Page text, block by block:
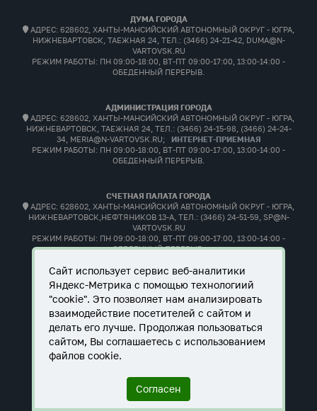
ДУМА ГОРОДА
АДРЕС: 628602, ХАНТЫ-МАНСИЙСКИЙ АВТОНОМНЫЙ ОКРУГ - ЮГРА,
НИЖНЕВАРТОВСК, ТАЕЖНАЯ 24, ТЕЛ.: (3466) 24-21-42, DUMA@N-
VARTOVSK.RU
РЕЖИМ РАБОТЫ: ПН 09:00-18:00, ВТ-ПТ 09:00-17:00, 13:00-14:00 -
ОБЕДЕННЫЙ ПЕРЕРЫВ.
АДМИНИСТРАЦИЯ ГОРОДА
АДРЕС: 628602, ХАНТЫ-МАНСИЙСКИЙ АВТОНОМНЫЙ ОКРУГ - ЮГРА,
НИЖНЕВАРТОВСК, ТАЕЖНАЯ 24, ТЕЛ.: (3466) 24-15-98, (3466) 24-24-
34, MERIA@N-VARTOVSK.RU;
ИНТЕРНЕТ-ПРИЕМНАЯ
РЕЖИМ РАБОТЫ: ПН 09:00-18:00, ВТ-ПТ 09:00-17:00, 13:00-14:00 -
ОБЕДЕННЫЙ ПЕРЕРЫВ.
СЧЕТНАЯ ПАЛАТА ГОРОДА
АДРЕС: 628602, ХАНТЫ-МАНСИЙСКИЙ АВТОНОМНЫЙ ОКРУГ - ЮГРА,
НИЖНЕВАРТОВСК,НЕФТЯНИКОВ 13-А, ТЕЛ.: (3466) 24-51-59, SP@N-
VARTOVSK.RU
РЕЖИМ РАБОТЫ: ПН 09:00-18:00, ВТ-ПТ 09:00-17:00, 13:00-14:00 -
ОБЕДЕННЫЙ ПЕРЕРЫВ.
Сайт использует сервис веб-аналитики
Яндекс-Метрика с помощью технологиий
"cookie". Это позволяет нам анализировать
взаимодействие посетителей с сайтом и
делать его лучше. Продолжая пользоваться
сайтом, Вы соглашаетесь с использованием
файлов cookie.
Согласен